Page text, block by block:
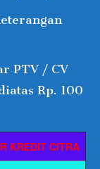
PTV / CV
Rp. 100
KREDIT CITRA